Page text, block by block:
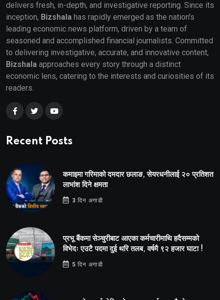
delivers fresh, in-depth, and investigative reporting. Since its
inception, Bizshala has rapidly emerged as the nation's
leading economic news platform, driven by a team of
seasoned and accomplished financial journalists. Committed
to delivering investigative, accurate, and innovative content,
Bizshala approaches every story through a distinct
economic lens, catering to the interests and curiosities of its
readers.
Recent Posts
कमाइमा गरिमाको दमदार छलाङ, सेयरधनीलाई २० प्रतिशत
लाभांश दिने क्षमता
3 दिन अगाडी
प्रभू बैंकमा सेञ्चुरीबाट आएका कर्मचारीमाथि हदैसम्मको
विभेदः एउटै पदमा दुई थरि तलब, वर्षमै ९२ हजार घाटा !
5 दिन अगाडी